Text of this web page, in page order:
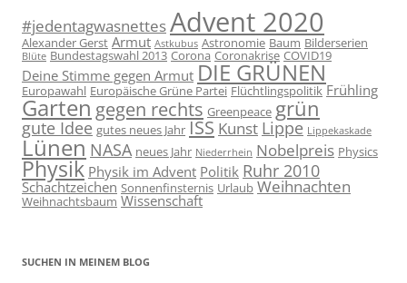
#jedentagwasnettesAdvent 2020
Alexander Gerst Armut Astkubus Astronomie Baum Bilderserien
Blüte Bundestagswahl 2013 Corona Coronakrise COVID19
Deine Stimme gegen Armut DIE GRÜNEN
Europawahl Europäische Grüne Partei Flüchtlingspolitik Frühling
Garten gegen rechts Greenpeace grün
gute Idee gutes neues Jahr ISS Kunst Lippe Lippekaskade
Lünen NASA neues Jahr Niederrhein Nobelpreis Physics
Physik Physik im Advent Politik Ruhr 2010
Schachtzeichen Sonnenfinsternis Urlaub Weihnachten
Weihnachtsbaum Wissenschaft
SUCHEN IN MEINEM BLOG